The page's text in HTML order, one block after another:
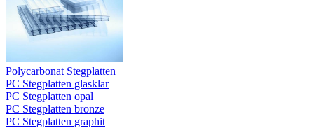
Polycarbonat Stegplatten
PC Stegplatten glasklar
PC Stegplatten opal
PC Stegplatten bronze
PC Stegplatten graphit